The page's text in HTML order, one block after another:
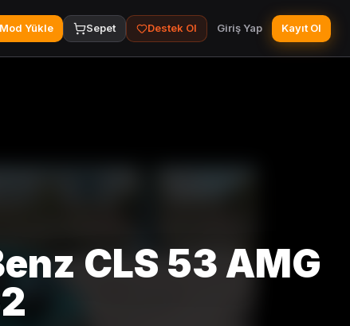
Mod Yükle Sepet Destek Ol Giriş Yap Kayıt Ol
CLS 53 AMG